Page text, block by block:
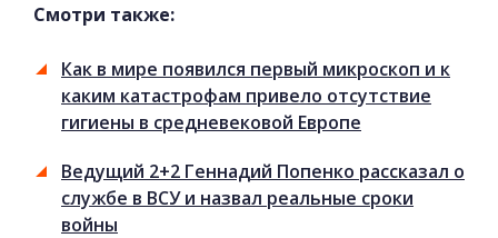
Смотри также:
Как в мире появился первый микроскоп и к
каким катастрофам привело отсутствие
гигиены в средневековой Европе
Ведущий 2+2 Геннадий Попенко рассказал о
службе в ВСУ и назвал реальные сроки
войны